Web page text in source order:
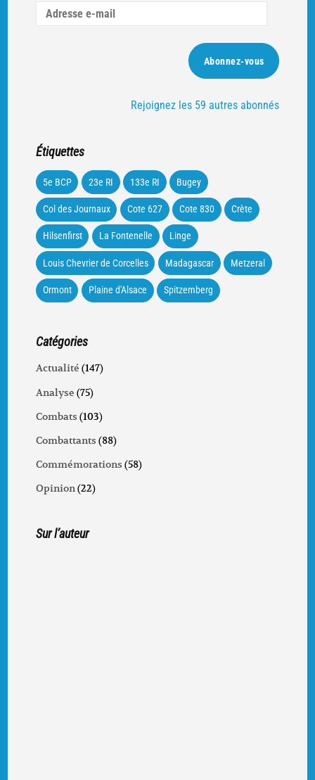
Adresse
Abonnez-vous
Rejoignez les 59 autres abonnés
Étiquettes
5e BCP 23e RI 133e RI Bugey
Col des Journaux Cote 627 Cote 830 Crète
Hilsenfirst La Fontenelle Linge
Louis Chevrier de Corcelles Madagascar Metzeral
Ormont Plaine d'Alsace Spitzemberg
Catégories
Actualité (147)
Analyse (75)
Combats (103)
Combattants (88)
Commémorations (58)
Opinion(22)
Sur l’auteur